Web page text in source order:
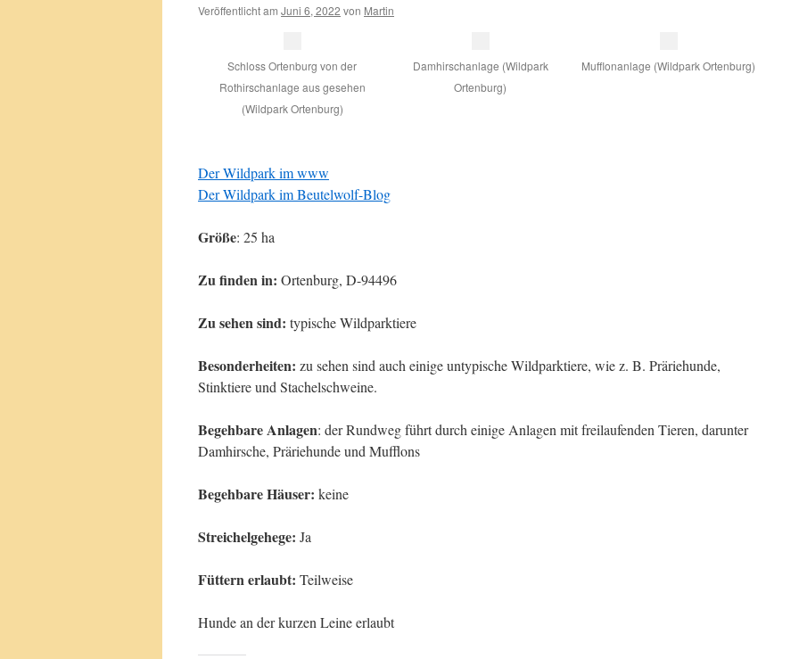
Veröffentlicht am Juni 6, 2022 von Martin
Schloss Ortenburg von der
Rothirschanlage aus gesehen
(Wildpark Ortenburg)
Damhirschanlage (Wildpark
Ortenburg)
Mufflonanlage (Wildpark Ortenburg)
Der Wildpark im www
Der Wildpark im Beutelwolf-Blog
Größe: 25 ha
Zu finden in: Ortenburg, D-94496
Zu sehen sind: typische Wildparktiere
Besonderheiten: zu sehen sind auch einige untypische Wildparktiere, wie z. B. Präriehunde,
Stinktiere und Stachelschweine.
Begehbare Anlagen: der Rundweg führt durch einige Anlagen mit freilaufenden Tieren, darunter
Damhirsche, Präriehunde und Mufflons
Begehbare Häuser: keine
Streichelgehege: Ja
Füttern erlaubt: Teilweise
Hunde an der kurzen Leine erlaubt